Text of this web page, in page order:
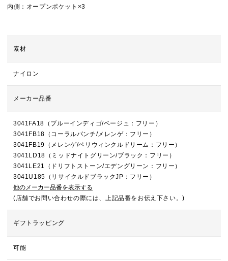
内側：オープンポケット×3
素材
ナイロン
メーカー品番
3041FA18（ブルーインディゴ/ベージュ：フリー）
3041FB18（コーラルパンチ/メレンゲ：フリー）
3041FB19（メレンゲ/ペリウィンクルドリーム：フリー）
3041LD18（ミッドナイトグリーン/ブラック：フリー）
3041LE21（ドリフトストーン/エデングリーン：フリー）
3041U185（リサイクルドブラックJP：フリー）
他のメーカー品番を表示する
(店舗でお問い合わせの際には、上記品番をお伝え下さい。)
ギフトラッピング
可能